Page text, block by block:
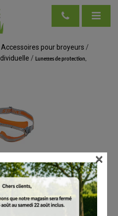
Accessoires pour broyeurs /
/ Lunettes de protection,
taille réelle
Ultrasonic, claires
×